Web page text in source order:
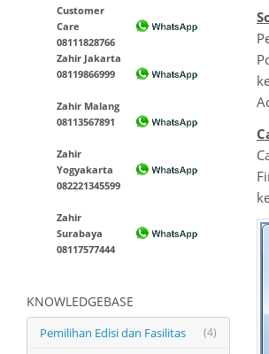
Customer
Care
08111828766
Zahir Jakarta
08119866999
Zahir Malang
08113567891
Zahir
Yogyakarta
082221345599
Zahir
Surabaya
08117577444
KNOWLEDGEBASE
(4)
Pemilihan Edisi dan Fasilitas